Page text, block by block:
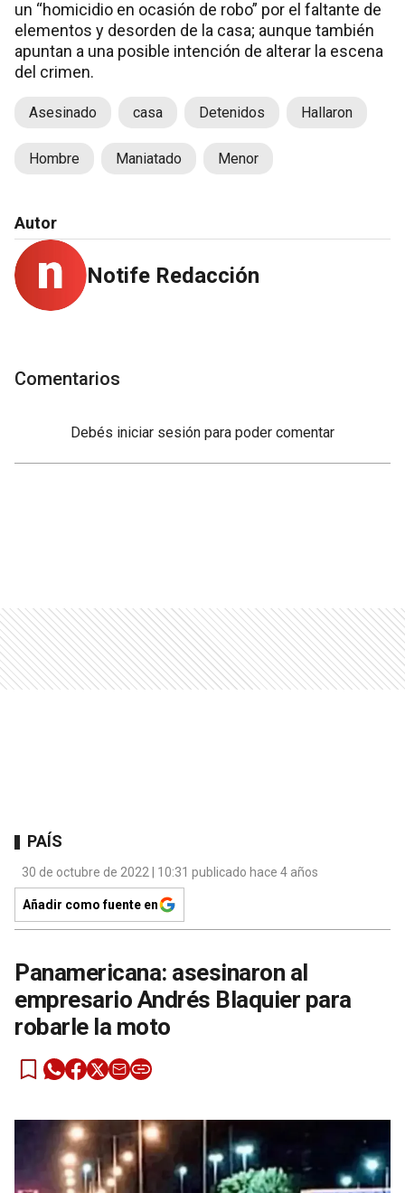
un “homicidio en ocasión de robo” por el faltante de
elementos y desorden de la casa; aunque también
apuntan a una posible intención de alterar la escena
del crimen.
Asesinado casa Detenidos Hallaron
Hombre Maniatado Menor
Autor
Notife Redacción
Comentarios
Debés iniciar sesión para poder comentar
PAÍS
30 de octubre de 2022 | 10:31 publicado hace 4 años
Añadir como fuente en
Panamericana: asesinaron al
empresario Andrés Blaquier para
robarle la moto